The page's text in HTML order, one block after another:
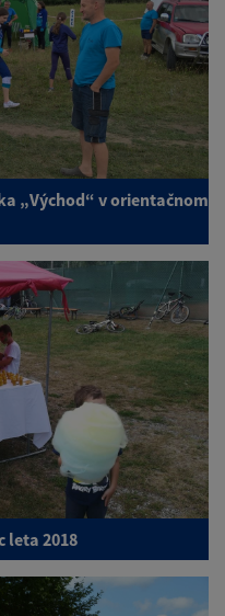
„Východ“ v orientačnom
leta 2018